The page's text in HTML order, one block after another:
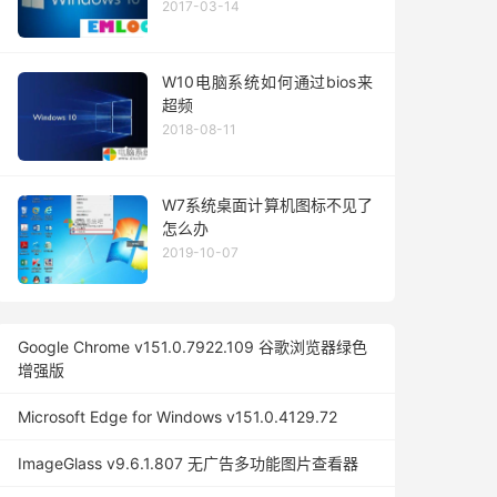
2017-03-14
W10电脑系统如何通过bios来
超频
2018-08-11
W7系统桌面计算机图标不见了
怎么办
2019-10-07
Google Chrome v151.0.7922.109 谷歌浏览器绿色
增强版
Microsoft Edge for Windows v151.0.4129.72
ImageGlass v9.6.1.807 无广告多功能图片查看器